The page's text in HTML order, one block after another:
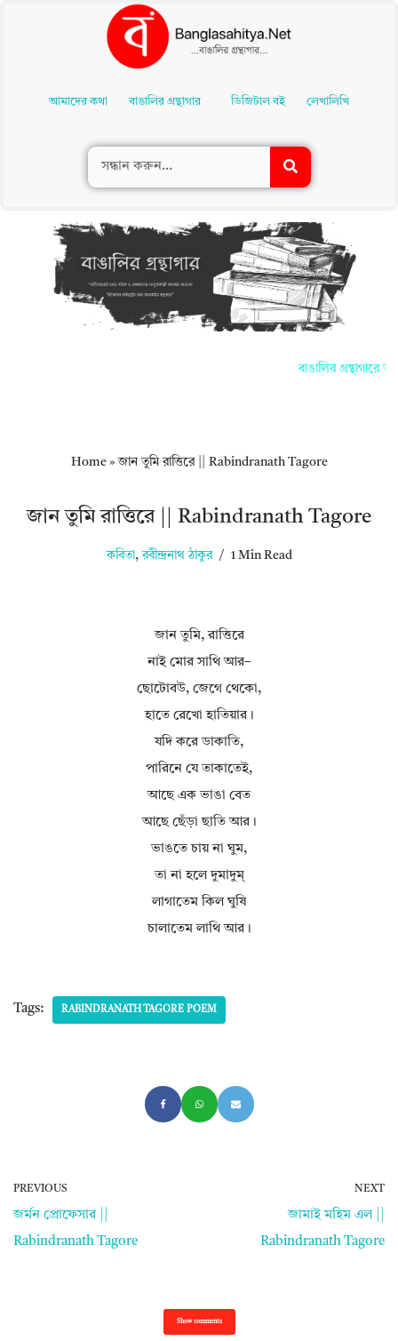
Contentআমাদের কথা বাঙালির গ্রন্থাগার ডিজিটাল বই লেখালিখি
বাঙালির গ্রন্থাগারে
Home»জান তুমি রাত্তিরে || Rabindranath Tagore
জান তুমি রাত্তিরে || Rabindranath Tagore
কবিতা, রবীন্দ্রনাথ ঠাকুর 1 Min Read
জান তুমি, রাত্তিরে
নাই মোর সাথি আর–
ছোটোবউ, জেগে থেকো,
হাতে রেখো হাতিয়ার।
যদি করে ডাকাতি,
পারিনে যে তাকাতেই,
আছে এক ভাঙা বেত
আছে ছেঁড়া ছাতি আর।
ভাঙতে চায় না ঘুম,
তা না হলে দুমাদুম্‌
লাগাতেম কিল ঘুষি
চালাতেম লাথি আর।
Tags: RABINDRANATH TAGORE POEM
PREVIOUS
জর্মন প্রোফেসার ||
Rabindranath Tagore
NEXT
জামাই মহিম এল ||
Rabindranath Tagore
Show comments